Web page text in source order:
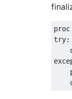
proc
try: